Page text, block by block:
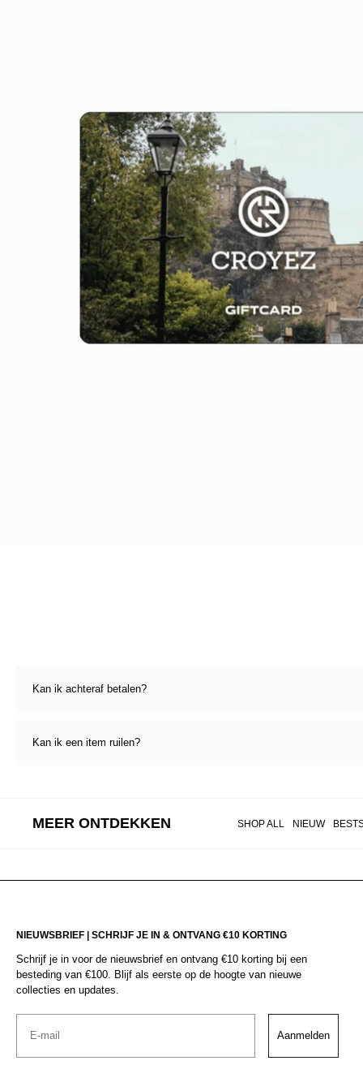
Kan ik achteraf betalen?
Kan ik een item ruilen?
MEER ONTDEKKEN SHOP ALL NIEUW
NIEUWSBRIEF | SCHRIJF JE IN & ONTVANG €10 KORTING
Schrijf je in voor de nieuwsbrief en ontvang €10 korting bij een
besteding van €100. Blijf als eerste op de hoogte van nieuwe
collecties en updates.
Email
Aanmelden